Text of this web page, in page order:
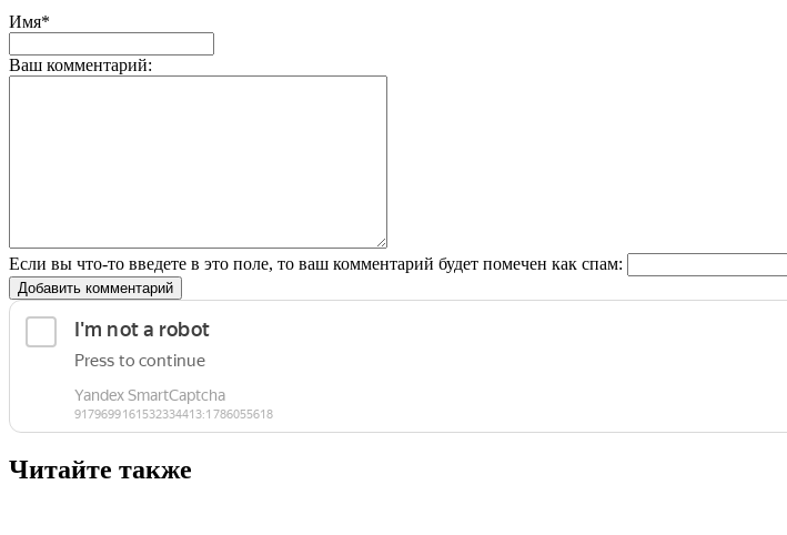
Имя*
Ваш комментарий:
Если вы что-то введете в это поле, то ваш комментарий будет помечен как спам:
Добавить комментарий
Читайте также